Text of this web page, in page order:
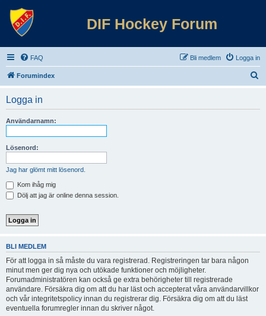
DIF Hockey Forum
FAQ Logga in
Bli medlem
Forumindex
Logga in
Användarnamn:
Lösenord:
Jag har glömt mitt lösenord.
Kom ihåg mig
Dölj att jag är online denna session.
BLI MEDLEM
För att logga in så måste du vara registrerad. Registreringen tar bara någon
minut men ger dig nya och utökade funktioner och möjligheter.
Forumadministratören kan också ge extra behörigheter till registrerade
användare. Försäkra dig om att du har läst och accepterat våra användarvillkor
och vår integritetspolicy innan du registrerar dig. Försäkra dig om att du läst
eventuella forumregler innan du skriver något.